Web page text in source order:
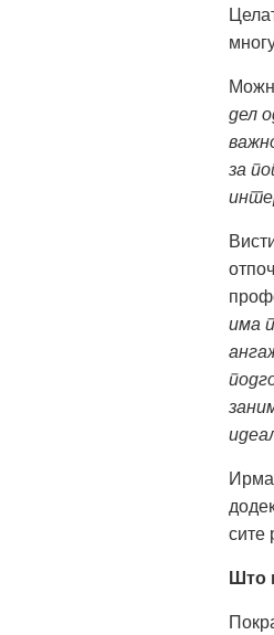
дел
за
има
Ирма
сите
Што